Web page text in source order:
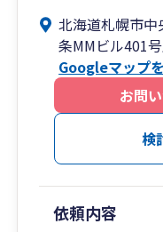
す。
札幌市近郊のお客
オフィス・ご自宅
けることができま
ZOOM等を活用し
ますので、まずは
北海道札幌市
条MMビル401
Googleマップ
お問
検
依頼内容